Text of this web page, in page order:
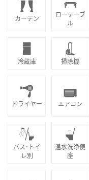
カーテン
ローテーブ
ル
冷蔵庫 掃除機
ドライヤー エアコン
バス･トイ
レ別
温水洗浄便
座